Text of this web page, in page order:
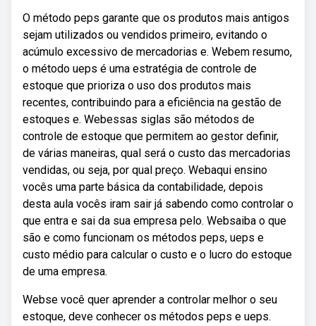
O método peps garante que os produtos mais antigos
sejam utilizados ou vendidos primeiro, evitando o
acúmulo excessivo de mercadorias e. Webem resumo,
o método ueps é uma estratégia de controle de
estoque que prioriza o uso dos produtos mais
recentes, contribuindo para a eficiência na gestão de
estoques e. Webessas siglas são métodos de
controle de estoque que permitem ao gestor definir,
de várias maneiras, qual será o custo das mercadorias
vendidas, ou seja, por qual preço. Webaqui ensino
vocês uma parte básica da contabilidade, depois
desta aula vocês iram sair já sabendo como controlar o
que entra e sai da sua empresa pelo. Websaiba o que
são e como funcionam os métodos peps, ueps e
custo médio para calcular o custo e o lucro do estoque
de uma empresa.
Webse você quer aprender a controlar melhor o seu
estoque, deve conhecer os métodos peps e ueps.